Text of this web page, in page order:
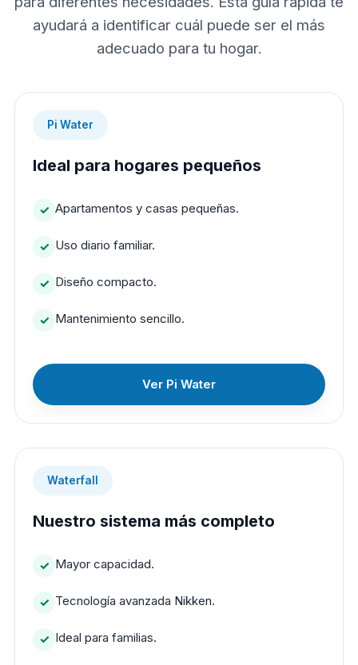
ayudará a identificar cuál puede ser el más
adecuado para tu hogar.
Pi Water
Ideal para hogares pequeños
Apartamentos y casas pequeñas.
Uso diario familiar.
Diseño compacto.
Mantenimiento sencillo.
Ver Pi Water
Waterfall
Nuestro sistema más completo
Mayor capacidad.
Tecnología avanzada Nikken.
Ideal para familias.